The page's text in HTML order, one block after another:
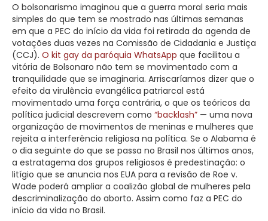
O bolsonarismo imaginou que a guerra moral seria mais
simples do que tem se mostrado nas últimas semanas
em que a PEC do início da vida foi retirada da agenda de
votações duas vezes na Comissão de Cidadania e Justiça
(CCJ). O kit gay da paróquia WhatsApp que facilitou a
vitória de Bolsonaro não tem se movimentado com a
tranquilidade que se imaginaria. Arriscaríamos dizer que o
efeito da virulência evangélica patriarcal está
movimentado uma força contrária, o que os teóricos da
política judicial descrevem como “backlash” — uma nova
organização de movimentos de meninas e mulheres que
rejeita a interferência religiosa na política. Se o Alabama é
o dia seguinte do que se passa no Brasil nos últimos anos,
a estratagema dos grupos religiosos é predestinação: o
litígio que se anuncia nos EUA para a revisão de Roe v.
Wade poderá ampliar a coalizão global de mulheres pela
descriminalização do aborto. Assim como faz a PEC do
início da vida no Brasil.